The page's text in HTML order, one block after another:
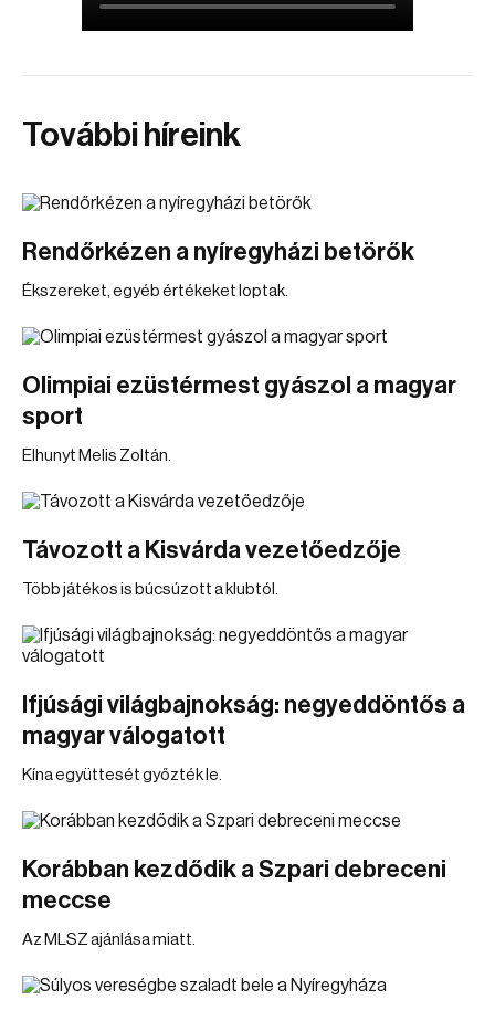
További híreink
Rendőrkézen a nyíregyházi betörők
Ékszereket, egyéb értékeket loptak.
Olimpiai ezüstérmest gyászol a magyar
sport
Elhunyt Melis Zoltán.
Távozott a Kisvárda vezetőedzője
Több játékos is búcsúzott a klubtól.
Ifjúsági világbajnokság: negyeddöntős a
magyar válogatott
Kína együttesét győzték le.
Korábban kezdődik a Szpari debreceni
meccse
Az MLSZ ajánlása miatt.